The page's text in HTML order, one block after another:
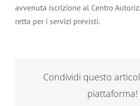
avvenuta iscrizione al Centro
retta per i servizi previsti.
Condividi questo
piattaforma!